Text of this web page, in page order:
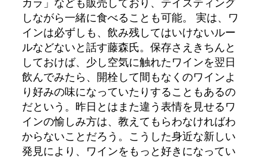
しながら一緒に食べることも可能。 実は、ワ
インは必ずしも、飲み残してはいけないルー
ルなどないと話す藤森氏。保存さえきちんと
しておけば、少し空気に触れたワインを翌日
飲んでみたら、開栓して間もなくのワインよ
り好みの味になっていたりすることもあるの
だという。昨日とはまた違う表情を見せるワ
インの愉しみ方は、教えてもらわなければわ
からないことだろう。こうした身近な新しい
発見により、ワインをもっと好きになってい